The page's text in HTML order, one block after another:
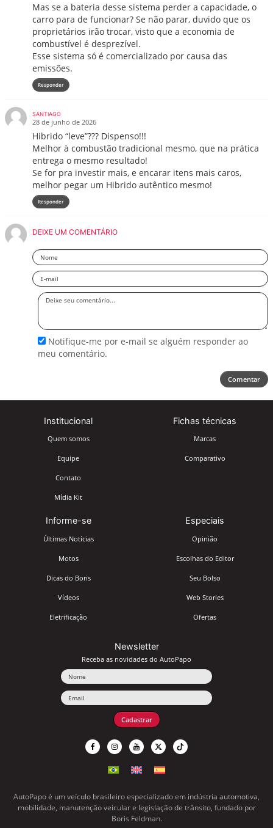
Mas se a bateria desse sistema perder a capacidade, o
carro para de funcionar? Se não parar, duvido que os
proprietários irão trocar, visto que a economia de
combustível é desprezível.
Esse sistema só é comercializado por causa das
emissões.
Responder
SANTIAGO
28 de junho de 2026
Hibrido “leve”??? Dispenso!!!
Melhor à combustão tradicional mesmo, que na prática
entrega o mesmo resultado!
Se for pra investir mais, e encarar itens mais caros,
melhor pegar um Hibrido autêntico mesmo!
Responder
DEIXE UM COMENTÁRIO
Nome
Email
Deixe
Notifique-me por e-mail se alguém responder ao
meu comentário.
Comentar
Institucional
Quem somos
Equipe
Contato
Mídia Kit
Fichas técnicas
Marcas
Comparativo
Informe-se
Últimas Notícias
Motos
Dicas do Boris
Vídeos
Eletrificação
Especiais
Opinião
Escolhas do Editor
Seu Bolso
Web Stories
Ofertas
Newsletter
Receba as novidades do AutoPapo
Cadastrar
AutoPapo é um veículo brasileiro especializado em indústria automotiva,
mobilidade, manutenção veicular e legislação de trânsito, fundado por
Boris Feldman.